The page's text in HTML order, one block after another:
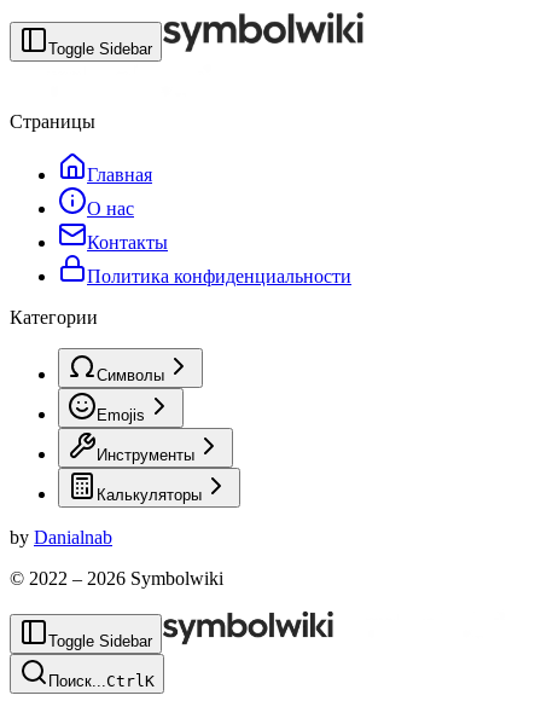
Toggle Sidebar
Страницы
Главная
О нас
Контакты
Политика конфиденциальности
Категории
Символы
Emojis
Инструменты
Калькуляторы
by Danialnab
© 2022 – 2026 Symbolwiki
Toggle Sidebar
Поиск...CtrlK